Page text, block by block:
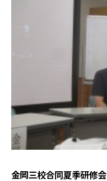
金岡三校合同夏季研修会